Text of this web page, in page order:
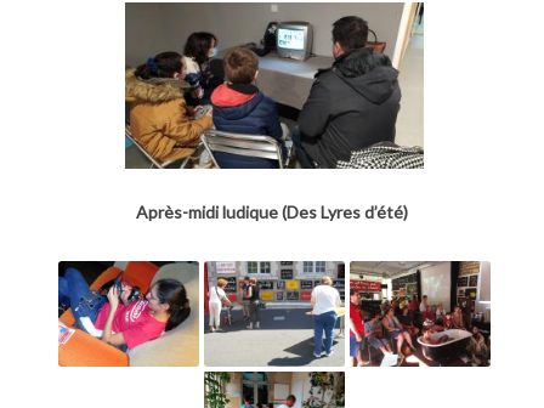
Après-midi ludique (Des Lyres d’été)